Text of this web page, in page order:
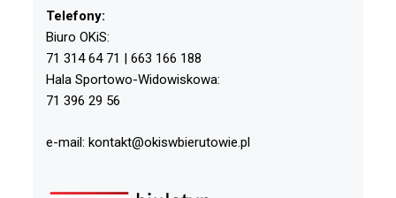
Telefony:
Biuro OKiS:
71 314 64 71 | 663 166 188
Hala Sportowo-Widowiskowa:
71 396 29 56
e-mail: kontakt@okiswbierutowie.pl